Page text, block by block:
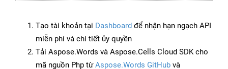
Tạo tài khoản tại Dashboard để nhận hạn ngạch API
miễn phí và chi tiết ủy quyền
Tải Aspose.Words và Aspose.Cells Cloud SDK cho
mã nguồn Php từAspose.Words GitHub và